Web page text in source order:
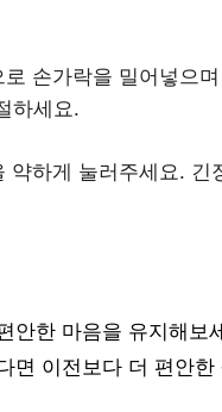
손가락을 밀어넣으
하세요.
하게 눌러주세요. 긴
안한 마음을 유지해보
면 이전보다 더 편안